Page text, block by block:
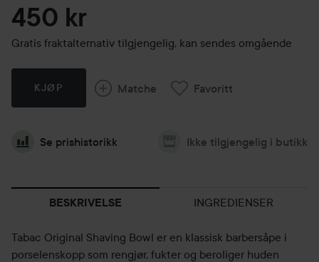
450 kr
Gratis fraktalternativ tilgjengelig, kan sendes omgående
KJØP Matche Favoritt
Se prishistorikk Ikke tilgjengelig i butikk
BESKRIVELSE INGREDIENSER
Tabac Original Shaving Bowl er en klassisk barbersåpe i
porselenskopp som rengjør, fukter og beroliger huden